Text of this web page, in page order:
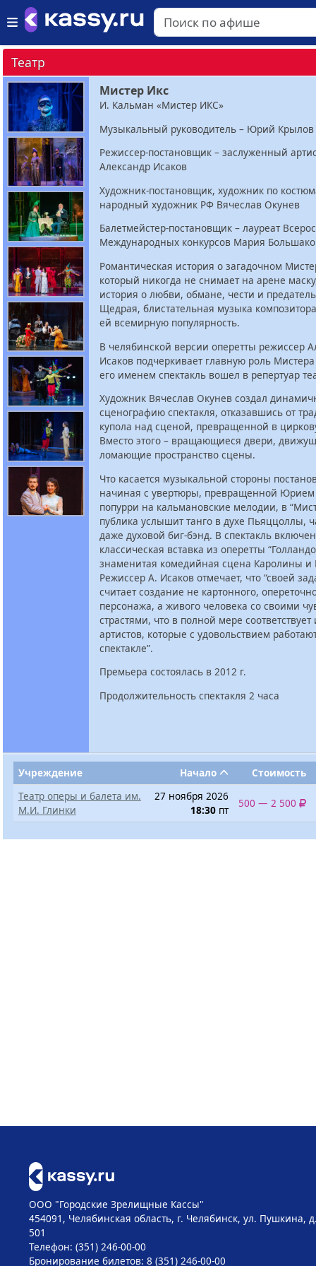
Театр
Мистер Икс
И. Кальман «Мистер ИКС»
Музыкальный руководитель – Юрий Крылов
Режиссер-постановщик – заслуженный
Александр Исаков
Художник-постановщик, художник по
народный художник РФ Вячеслав Окунев
Балетмейстер-постановщик – лауреат
Международных конкурсов Мария
Романтическая история о загадочном
который никогда не снимает на арене
история о любви, обмане, чести и
Щедрая, блистательная музыка
ей всемирную популярность.
В челябинской версии оперетты режиссер
Исаков подчеркивает главную роль
его именем спектакль вошел в репертуар
Художник Вячеслав Окунев создал
сценографию спектакля, отказавшись от
купола над сценой, превращенной в
Вместо этого – вращающиеся двери,
ломающие пространство сцены.
Что касается музыкальной стороны
начиная с увертюры, превращенной
попурри на кальмановские мелодии, в
публика услышит танго в духе Пьяццоллы,
даже духовой биг-бэнд. В спектакль
классическая вставка из оперетты
знаменитая комедийная сцена Каролины и
Режиссер А. Исаков отмечает, что “своей
считает создание не картонного,
персонажа, а живого человека со своими
страстями, что в полной мере
артистов, которые с удовольствием
спектакле”.
Премьера состоялась в 2012 г.
Продолжительность спектакля 2 часа
Учреждение Начало
Стоимость
Театр оперы и балета им.
М.И. Глинки
27 ноября 2026
18:30 пт
500 — 2 500
ООО "Городские Зрелищные Кассы"
454091, Челябинская область, г. Челябинск, ул. Пушкина,
501
Телефон: (351) 246-00-00
Бронирование билетов: 8 (351) 246-00-00